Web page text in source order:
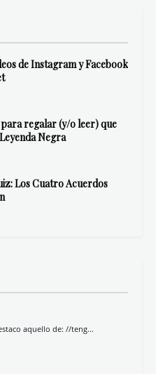
de Instagram y Facebook
regalar (y/o leer) que
Negra
Los Cuatro Acuerdos
aquello de: //teng...